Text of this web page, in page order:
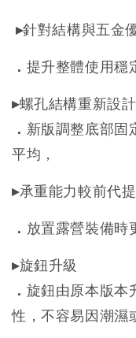
▸針對結構與五金
． 提升整體使用穩
▸螺孔結構重新設計
． 新版調整底部固
平均，
▸承重能力較前代
． 放置露營裝備時
▸旋鈕升級
． 旋鈕由原本版本
性，不容易因潮濕